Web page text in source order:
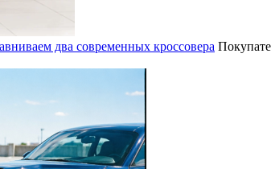
два современных кроссовера